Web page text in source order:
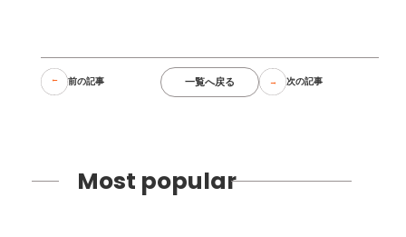
前の記事 一覧へ戻る 次の記事
Most popular